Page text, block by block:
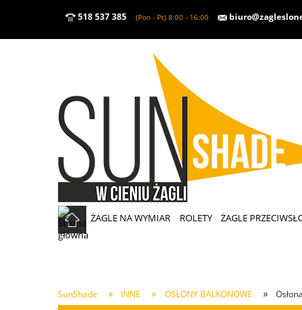
518 537 385 (Pon - Pt) 8:00 - 16:00
ŻAGLE NA WYMIAR ROLETY ŻAGLE
SunShade » INNE » OSŁONY BALKONOWE »